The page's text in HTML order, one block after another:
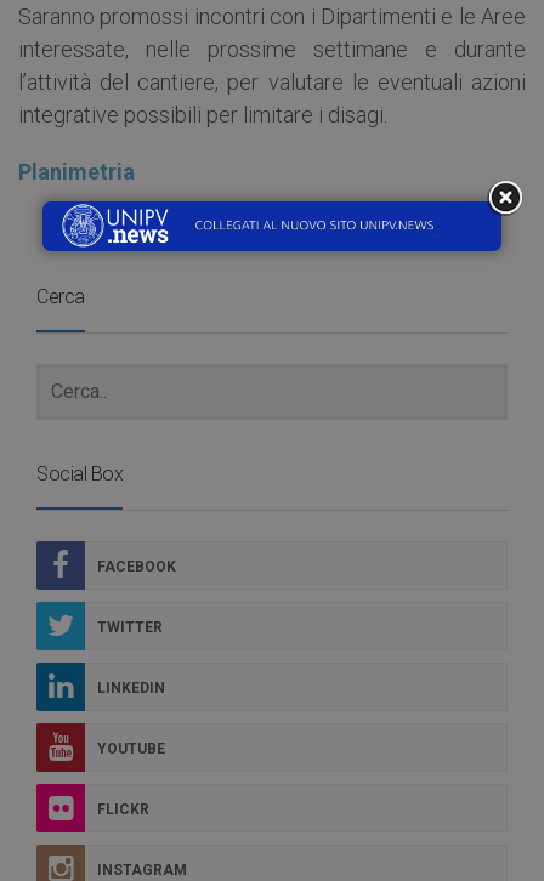
Saranno promossi incontri con i Dipartimenti e le Aree
interessate, nelle prossime settimane e durante
l’attività del cantiere, per valutare le eventuali azioni
integrative possibili per limitare i disagi.
Planimetria
Cerca
Social Box
FACEBOOK
TWITTER
LINKEDIN
YOUTUBE
FLICKR
INSTAGRAM